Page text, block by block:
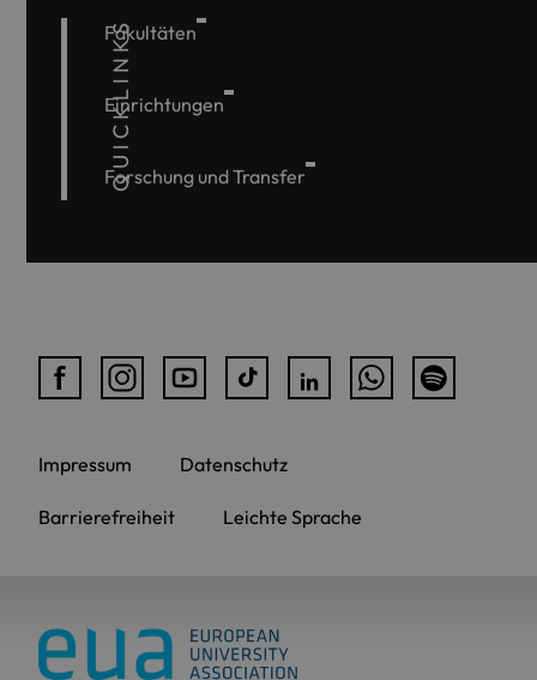
QUICKLINKS
Fakultäten
Einrichtungen
Forschung und Transfer
Impressum Datenschutz
Barrierefreiheit Leichte Sprache